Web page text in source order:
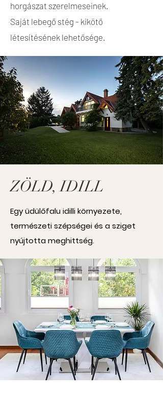
horgászat szerelmeseinek.
Saját lebegő stég - kikötő
létesítésének lehetősége.
ZÖLD, IDILL
Egy üdülőfalu idilli környezete,
természeti szépségei és a sziget
nyújtotta meghittség.